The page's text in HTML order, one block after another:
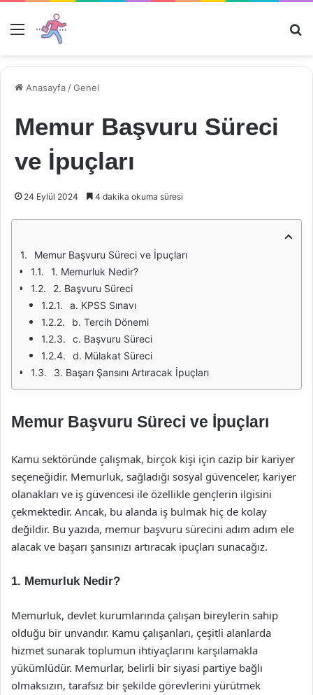
Menü
Anasayfa /Genel
Memur Başvuru Süreci
ve İpuçları
24 Eylül 2024 4 dakika okuma süresi
Memur Başvuru Süreci ve İpuçları
1. Memurluk Nedir?
2. Başvuru Süreci
a. KPSS Sınavı
b. Tercih Dönemi
c. Başvuru Süreci
d. Mülakat Süreci
3. Başarı Şansını Artıracak İpuçları
Memur Başvuru Süreci ve İpuçları
Kamu sektöründe çalışmak, birçok kişi için cazip bir kariyer
seçeneğidir. Memurluk, sağladığı sosyal güvenceler, kariyer
olanakları ve iş güvencesi ile özellikle gençlerin ilgisini
çekmektedir. Ancak, bu alanda iş bulmak hiç de kolay
değildir. Bu yazıda, memur başvuru sürecini adım adım ele
alacak ve başarı şansınızı artıracak ipuçları sunacağız.
1. Memurluk Nedir?
Memurluk, devlet kurumlarında çalışan bireylerin sahip
olduğu bir unvandır. Kamu çalışanları, çeşitli alanlarda
hizmet sunarak toplumun ihtiyaçlarını karşılamakla
yükümlüdür. Memurlar, belirli bir siyasi partiye bağlı
olmaksızın, tarafsız bir şekilde görevlerini yürütmek